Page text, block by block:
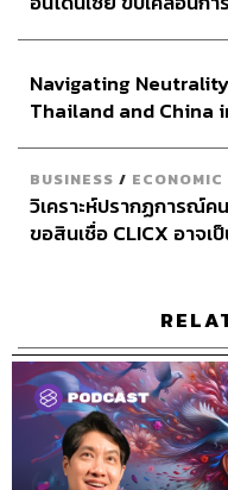
อินโดนีเซีย
Navigating
Thailand and China
BUSINESS / ECONOMIC
วิเคราะห์ปรากฏการณ์ค
ขอสินเชื่อ CLICX อาจเ